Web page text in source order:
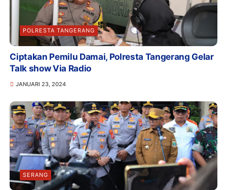
POLRESTA TANGERANG
Ciptakan Pemilu Damai, Polresta Tangerang Gelar
Talk show Via Radio
JANUARI 23, 2024
SERANG